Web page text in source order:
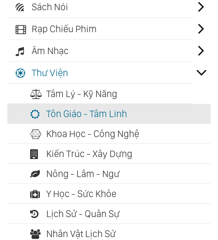
Sách Nói
Rạp Chiếu Phim
Âm Nhạc
Thư Viện
Tâm Lý - Kỹ Năng
Tôn Giáo - Tâm Linh
Khoa Học - Công Nghệ
Kiến Trúc - Xây Dựng
Nông - Lâm - Ngư
Y Học - Sức Khỏe
Lịch Sử - Quân Sự
Nhân Vật Lịch Sử